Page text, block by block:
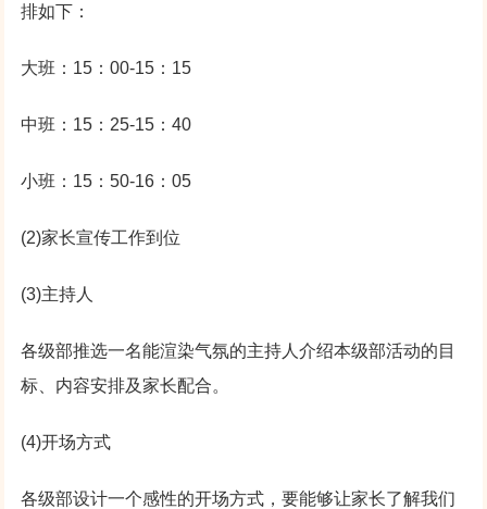
排如下：
大班：15：00-15：15
中班：15：25-15：40
小班：15：50-16：05
(2)家长宣传工作到位
(3)主持人
各级部推选一名能渲染气氛的主持人介绍本级部活动的目
标、内容安排及家长配合。
(4)开场方式
各级部设计一个感性的开场方式，要能够让家长了解我们